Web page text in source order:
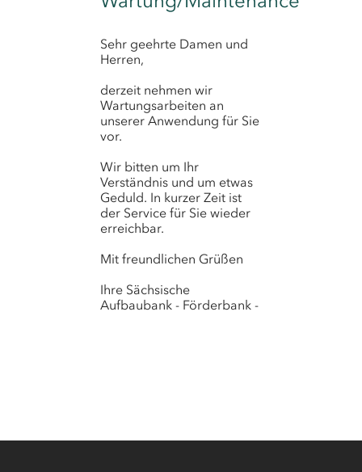
Sehr geehrte Damen und
Herren,
derzeit nehmen wir
Wartungsarbeiten an
unserer Anwendung für Sie
vor.
Wir bitten um Ihr
Verständnis und um etwas
Geduld. In kurzer Zeit ist
der Service für Sie wieder
erreichbar.
Mit freundlichen Grüßen
Ihre Sächsische
Aufbaubank - Förderbank -